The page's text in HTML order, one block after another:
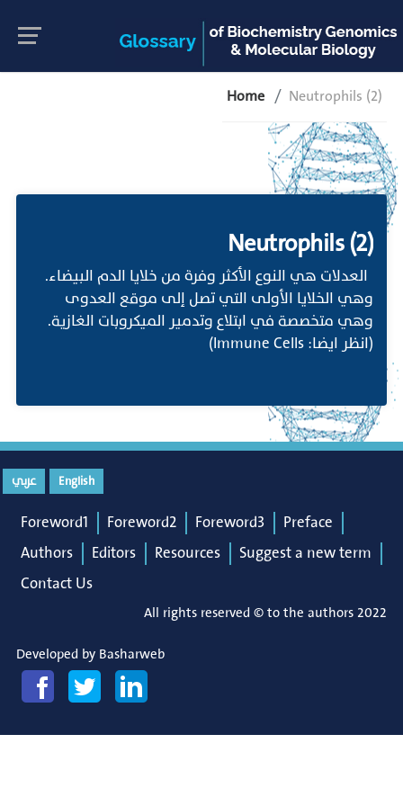
Home Neutrophils (2)
Neutrophils (2)
العدلات هي النوع الأكثر وفرة من خلايا الدم البيضاء.
وهي الخلايا الأولى التي تصل إلى موقع العدوى
وهي متخصصة في ابتلاع وتدمير الميكروبات الغازية.
(انظر ايضا: Immune Cells)
English عربي
Foreword1 Foreword2 Foreword3
Preface
Authors
Editors Resources
Suggest a new term
Contact Us
All rights reserved © to the authors 2022
Developed by Basharweb